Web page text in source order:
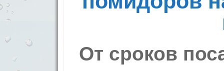
От сроков